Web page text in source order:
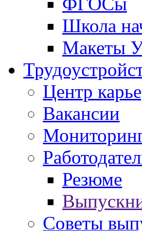
Школа
Макеты
Центр
Вакансии
Резюме
Советы